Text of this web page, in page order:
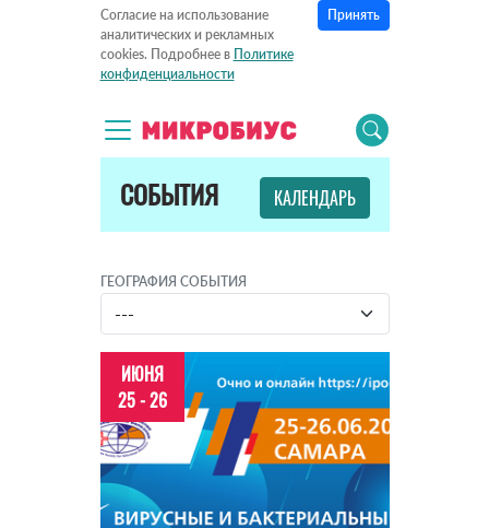
Согласие на использование
аналитических и рекламных
cookies. Подробнее в Политике
конфиденциальности
Принять
СОБЫТИЯ КАЛЕНДАРЬ
ГЕОГРАФИЯ СОБЫТИЯ
ИЮНЯ
25 - 26